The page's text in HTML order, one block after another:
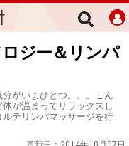
ジー＆リンパ
がいまひとつ。。。こん
が温まってリラックスし
テリンパマッサージを行